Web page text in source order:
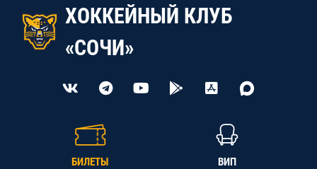
ХОККЕЙНЫЙ КЛУБ
«СОЧИ»
БИЛЕТЫ ВИП